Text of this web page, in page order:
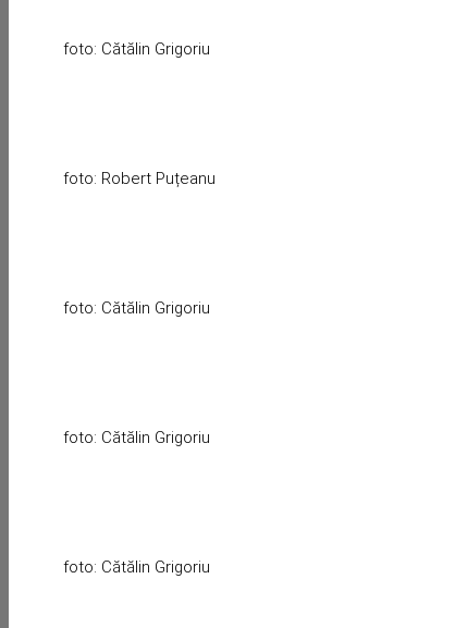
foto: Cătălin Grigoriu
foto: Robert Puțeanu
foto: Cătălin Grigoriu
foto: Cătălin Grigoriu
foto: Cătălin Grigoriu